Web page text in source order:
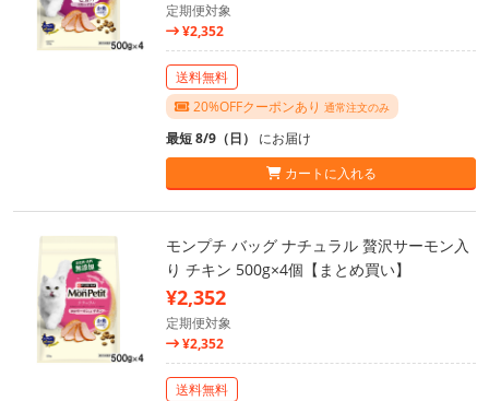
定期便対象
¥2,352
送料無料
20%OFFクーポンあり 通常注文のみ
最短 8/9（日） にお届け
カートに入れる
モンプチ バッグ ナチュラル 贅沢サーモン入
り チキン 500g×4個【まとめ買い】
¥2,352
定期便対象
¥2,352
送料無料